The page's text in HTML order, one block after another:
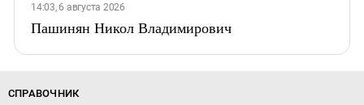
14:03, 6 августа 2026
Пашинян Никол Владимирович
СПРАВОЧНИК